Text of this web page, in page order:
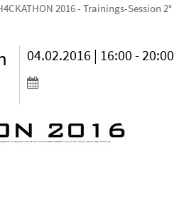
2016 - Trainings-Session 2°
04.02.2016 | 16:00 - 20:00